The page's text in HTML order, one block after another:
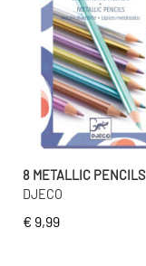
8 METALLIC PENCILS
DJECO
€ 9,99